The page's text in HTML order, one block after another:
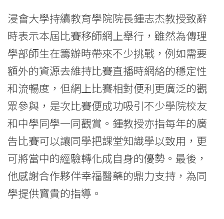
告
大
賽
2022」
學
院
消
息
浸會大學持續教育學院院長鍾志杰教授致辭
時表示本屆比賽移師網上舉行，雖然為傳理
學部師生在籌辦時帶來不少挑戰，例如需要
額外的資源去維持比賽直播時網絡的穩定性
和流暢度，但網上比賽相對便利更廣泛的觀
眾參與，是次比賽便成功吸引不少學院校友
和中學同學一同觀賞。鍾教授亦指每年的廣
告比賽可以讓同學把課堂知識學以致用，更
可將當中的經驗轉化成自身的優勢。最後，
他感謝合作夥伴幸福醫藥的鼎力支持，為同
學提供寶貴的指導。